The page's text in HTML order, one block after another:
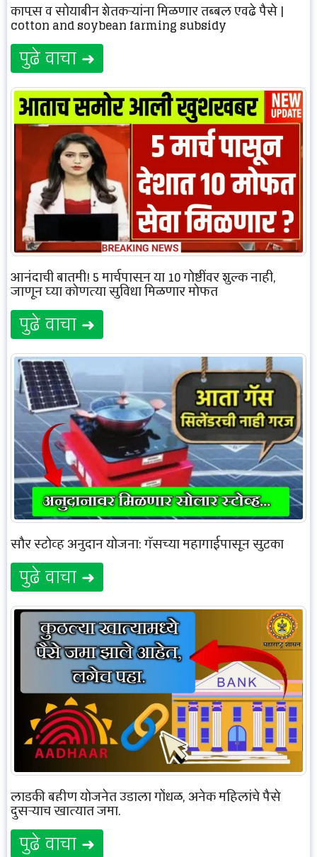
कापूस व सोयाबीन शेतकऱ्यांना मिळणार तब्बल एवढे पैसे |
cotton and soybean farming subsidy
पुढे वाचा ➜
आनंदाची बातमी! 5 मार्चपासून या 10 गोष्टींवर शुल्‍क नाही,
जाणून घ्या कोणत्या सुविधा मिळणार मोफत
पुढे वाचा ➜
सौर स्टोव्ह अनुदान योजना: गॅसच्या महागाईपासून सुटका
पुढे वाचा ➜
लाडकी बहीण योजनेत उडाला गोंधळ, अनेक महिलांचे पैसे
दुसऱ्याच खात्यात जमा.
पुढे वाचा ➜